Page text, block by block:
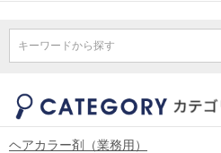
キーワードから探す
ヘアカラー剤（業務用）